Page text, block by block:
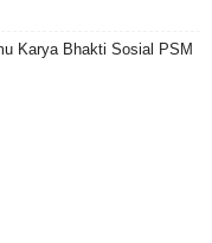
Karya Bhakti Sosial PSM